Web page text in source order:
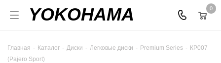
YOKOHAMA 0
Главная - Каталог - Диски - Легковые диски - Premium Series - КР007
(Pajero Sport)